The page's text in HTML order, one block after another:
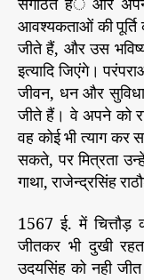
संगठित हंै और
आवश्यकताओं की पूर्ति
जीते हैं, और उस
इत्यादि जिएंगे।
जीवन, धन और
जीते हैं। वे अपने को
वह कोई भी त्याग कर
सकते, पर मित्रता
गाथा, राजेन्द्रसिंह
1567 ई. में
जीतकर भी दुखी
उदयसिंह को नही